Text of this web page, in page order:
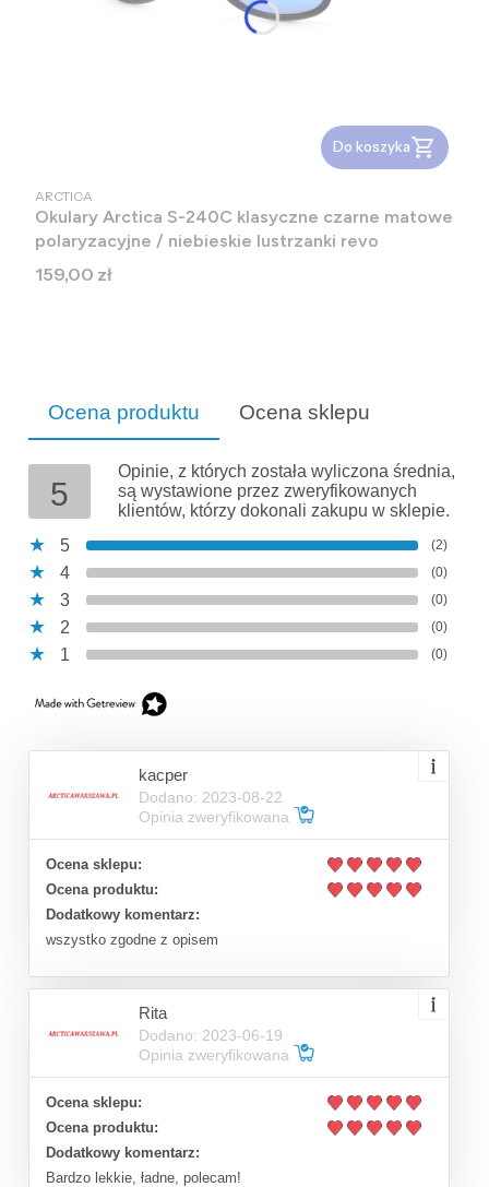
Do koszyka
PRODUCENT
ARCTICA
Okulary Arctica S-240C klasyczne czarne matowe
polaryzacyjne / niebieskie lustrzanki revo
Cena
159,00 zł
Ocena produktu Ocena sklepu
5
Opinie, z których została wyliczona średnia,
są wystawione przez zweryfikowanych
klientów, którzy dokonali zakupu w sklepie.
5
(2)
4 (0)
3 (0)
2 (0)
1 (0)
kacper
Dodano: 2023-08-22
Opinia zweryfikowana
Ocena sklepu:
Ocena produktu:
Dodatkowy komentarz:
wszystko zgodne z opisem
Rita
Dodano: 2023-06-19
Opinia zweryfikowana
Ocena sklepu:
Ocena produktu:
Dodatkowy komentarz:
Bardzo lekkie, ładne, polecam!